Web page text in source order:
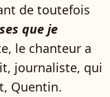
de toutefois
que je
le chanteur a
journaliste, qui
Quentin.